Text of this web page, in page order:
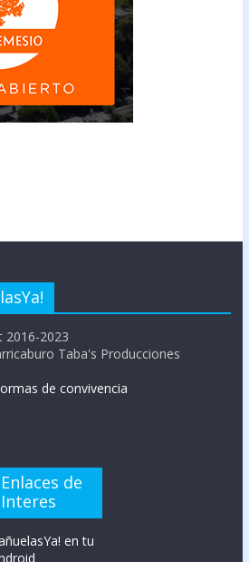
2016-2023
Taba's Producciones
de convivencia
Enlaces de
Interes
en tu